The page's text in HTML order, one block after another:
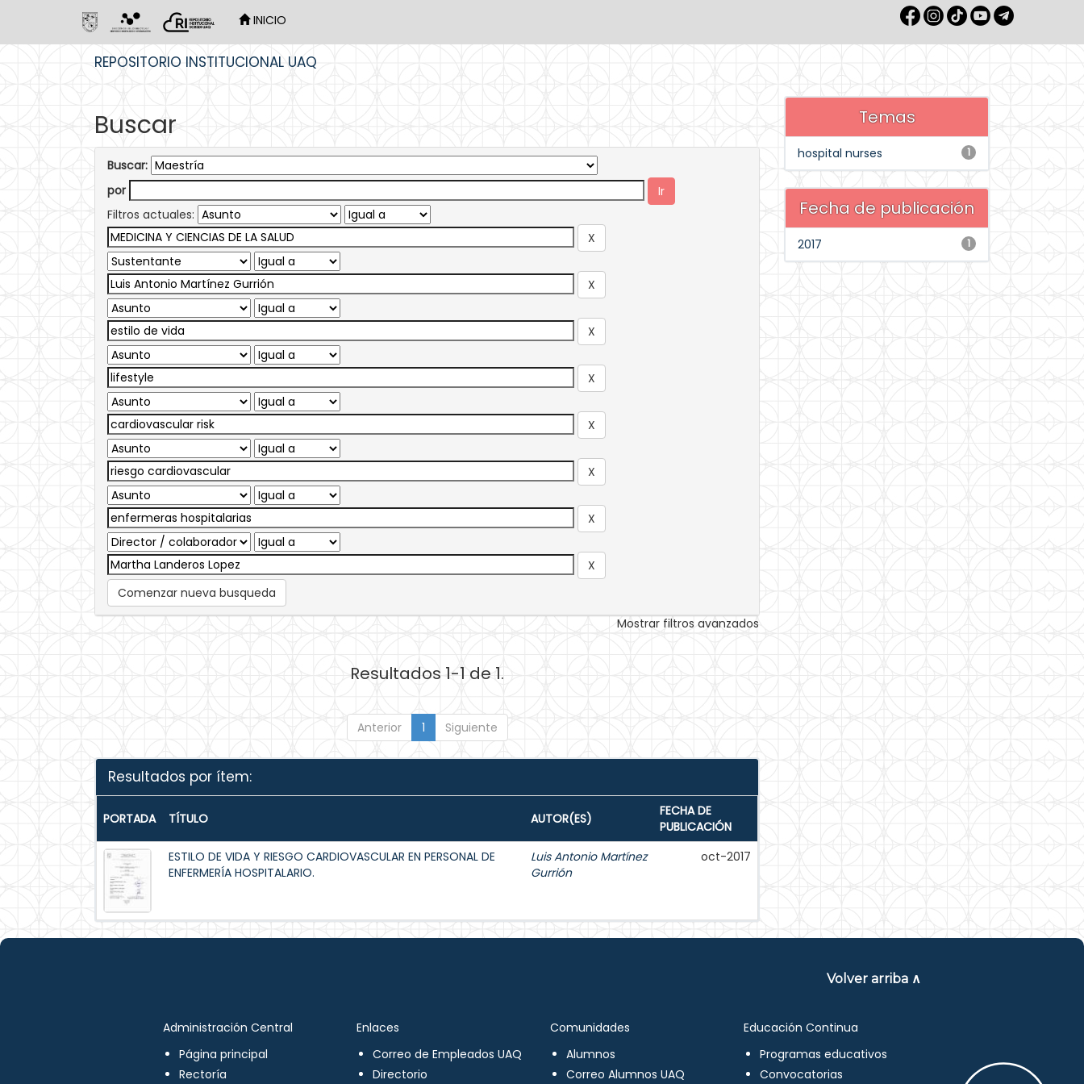
INICIO
REPOSITORIO INSTITUCIONAL UAQ
Buscar
Buscar:
por
Filtros actuales:
Comenzar nueva busqueda
Mostrar filtros avanzados
Resultados 1-1 de 1.
Anterior 1 Siguiente
Resultados por ítem:
PORTADA TÍTULO AUTOR(ES)
FECHA DE
PUBLICACIÓN
ESTILO DE VIDA Y RIESGO CARDIOVASCULAR EN PERSONAL DE
ENFERMERÍA HOSPITALARIO.
Luis Antonio Martínez
Gurrión
oct-2017
Temas
1
hospital nurses
Fecha de publicación
1
2017
Volver arriba ∧
Administración Central
Página principal
Rectoría
Enlaces
Correo de Empleados UAQ
Directorio
Comunidades
Alumnos
Correo Alumnos UAQ
Educación Continua
Programas educativos
Convocatorias